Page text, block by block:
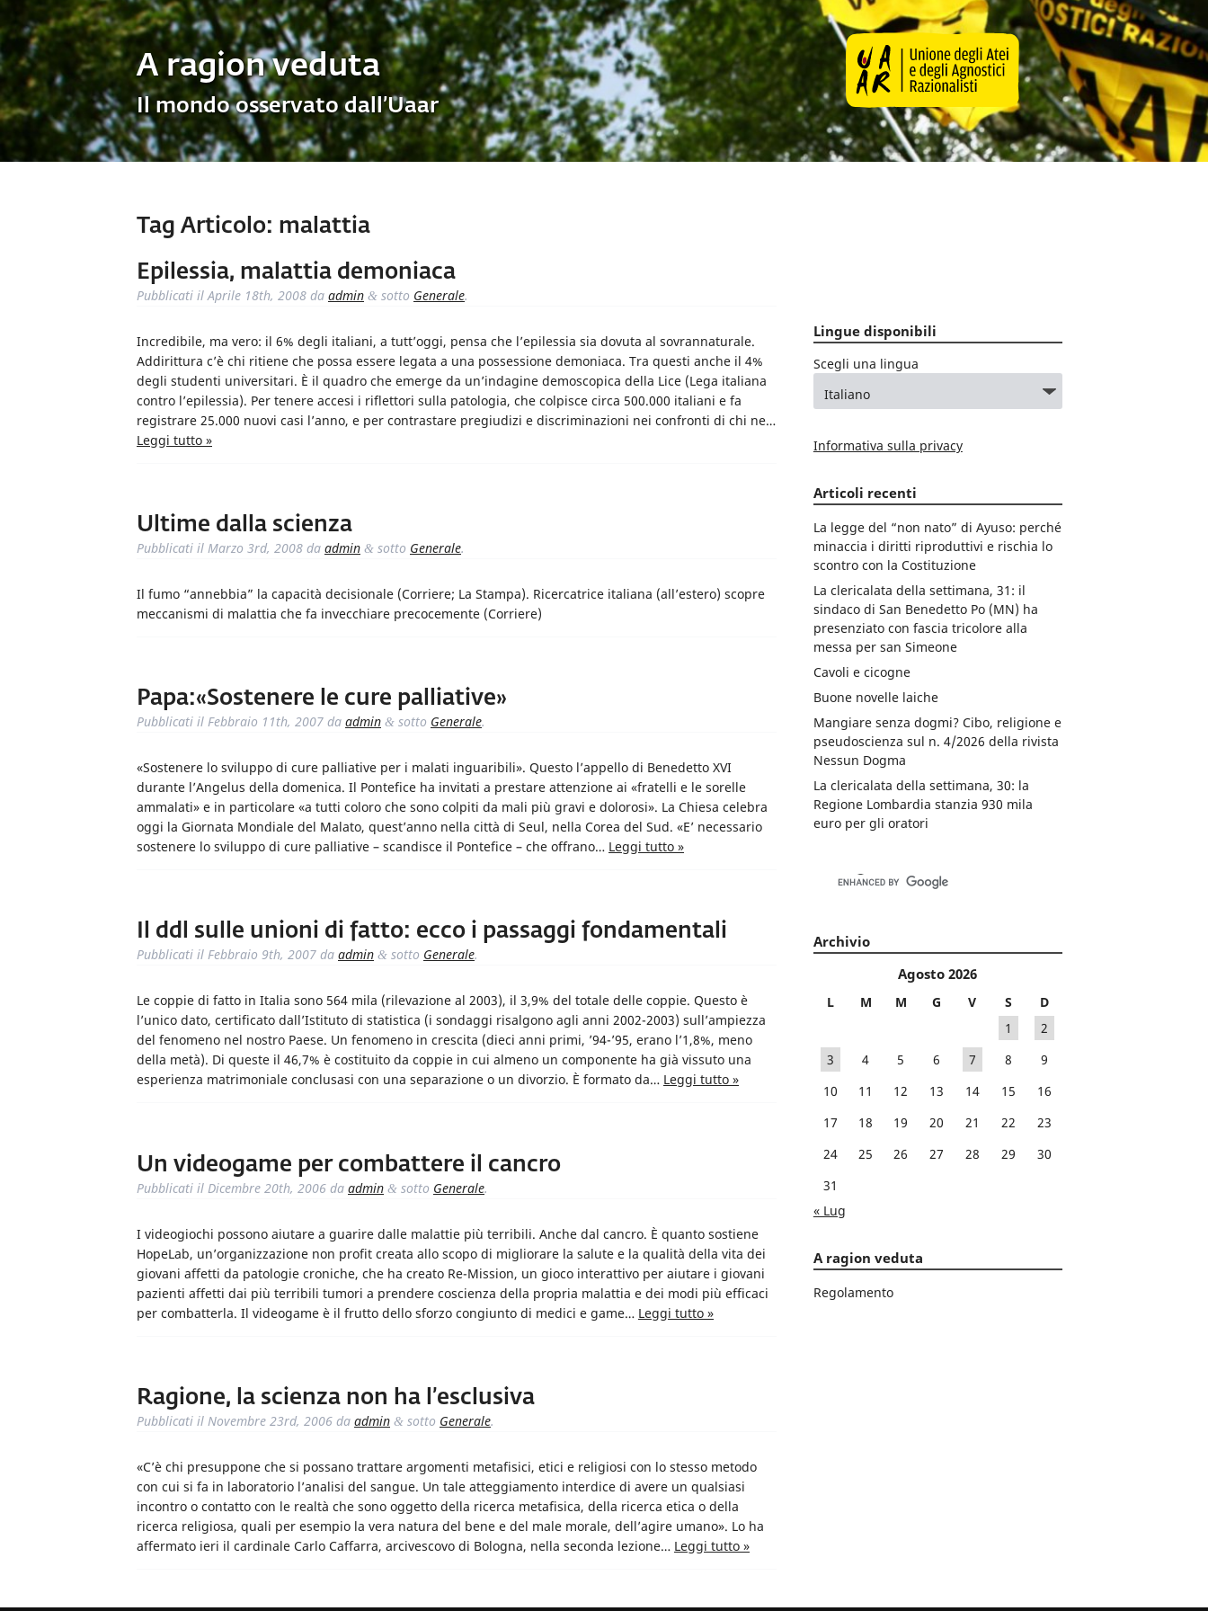
A ragion veduta
Il mondo osservato dall’Uaar
Tag Articolo: malattia
Epilessia, malattia demoniaca
Pubblicati il Aprile 18th, 2008 da admin & sotto Generale.
Incredibile, ma vero: il 6% degli italiani, a tutt’oggi, pensa che l’epilessia sia dovuta al sovrannaturale.
Addirittura c’è chi ritiene che possa essere legata a una possessione demoniaca. Tra questi anche il 4%
degli studenti universitari. È il quadro che emerge da un’indagine demoscopica della Lice (Lega italiana
contro l’epilessia). Per tenere accesi i riflettori sulla patologia, che colpisce circa 500.000 italiani e fa
registrare 25.000 nuovi casi l’anno, e per contrastare pregiudizi e discriminazioni nei confronti di chi ne…
Leggi tutto »
Ultime dalla scienza
Pubblicati il Marzo 3rd, 2008 da admin & sotto Generale.
Il fumo “annebbia” la capacità decisionale (Corriere; La Stampa). Ricercatrice italiana (all’estero) scopre
meccanismi di malattia che fa invecchiare precocemente (Corriere)
Papa:«Sostenere le cure palliative»
Pubblicati il Febbraio 11th, 2007 da admin & sotto Generale.
«Sostenere lo sviluppo di cure palliative per i malati inguaribili». Questo l’appello di Benedetto XVI
durante l’Angelus della domenica. Il Pontefice ha invitati a prestare attenzione ai «fratelli e le sorelle
ammalati» e in particolare «a tutti coloro che sono colpiti da mali più gravi e dolorosi». La Chiesa celebra
oggi la Giornata Mondiale del Malato, quest’anno nella città di Seul, nella Corea del Sud. «E’ necessario
sostenere lo sviluppo di cure palliative – scandisce il Pontefice – che offrano… Leggi tutto »
Il ddl sulle unioni di fatto: ecco i passaggi fondamentali
Pubblicati il Febbraio 9th, 2007 da admin & sotto Generale.
Le coppie di fatto in Italia sono 564 mila (rilevazione al 2003), il 3,9% del totale delle coppie. Questo è
l’unico dato, certificato dall’Istituto di statistica (i sondaggi risalgono agli anni 2002-2003) sull’ampiezza
del fenomeno nel nostro Paese. Un fenomeno in crescita (dieci anni primi, ’94-’95, erano l’1,8%, meno
della metà). Di queste il 46,7% è costituito da coppie in cui almeno un componente ha già vissuto una
esperienza matrimoniale conclusasi con una separazione o un divorzio. È formato da… Leggi tutto »
Un videogame per combattere il cancro
Pubblicati il Dicembre 20th, 2006 da admin & sotto Generale.
I videogiochi possono aiutare a guarire dalle malattie più terribili. Anche dal cancro. È quanto sostiene
HopeLab, un’organizzazione non profit creata allo scopo di migliorare la salute e la qualità della vita dei
giovani affetti da patologie croniche, che ha creato Re-Mission, un gioco interattivo per aiutare i giovani
pazienti affetti dai più terribili tumori a prendere coscienza della propria malattia e dei modi più efficaci
per combatterla. Il videogame è il frutto dello sforzo congiunto di medici e game… Leggi tutto »
Ragione, la scienza non ha l’esclusiva
Pubblicati il Novembre 23rd, 2006 da admin & sotto Generale.
«C’è chi presuppone che si possano trattare argomenti metafisici, etici e religiosi con lo stesso metodo
con cui si fa in laboratorio l’analisi del sangue. Un tale atteggiamento interdice di avere un qualsiasi
incontro o contatto con le realtà che sono oggetto della ricerca metafisica, della ricerca etica o della
ricerca religiosa, quali per esempio la vera natura del bene e del male morale, dell’agire umano». Lo ha
affermato ieri il cardinale Carlo Caffarra, arcivescovo di Bologna, nella seconda lezione… Leggi tutto »
Lingue disponibili
Scegli una lingua
Informativa sulla privacy
Articoli recenti
La legge del “non nato” di Ayuso: perché
minaccia i diritti riproduttivi e rischia lo
scontro con la Costituzione
La clericalata della settimana, 31: il
sindaco di San Benedetto Po (MN) ha
presenziato con fascia tricolore alla
messa per san Simeone
Cavoli e cicogne
Buone novelle laiche
Mangiare senza dogmi? Cibo, religione e
pseudoscienza sul n. 4/2026 della rivista
Nessun Dogma
La clericalata della settimana, 30: la
Regione Lombardia stanzia 930 mila
euro per gli oratori
Archivio
Agosto 2026
L M M G V S
D
1
2
3
4 5 6 7 8
9
10
11 12 13 14 15
16
17
18 19 20 21 22
23
24
25 26 27 28 29
30
31
« Lug
A ragion veduta
Regolamento